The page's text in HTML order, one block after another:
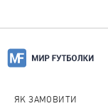
ЯК ЗАМОВИТИ